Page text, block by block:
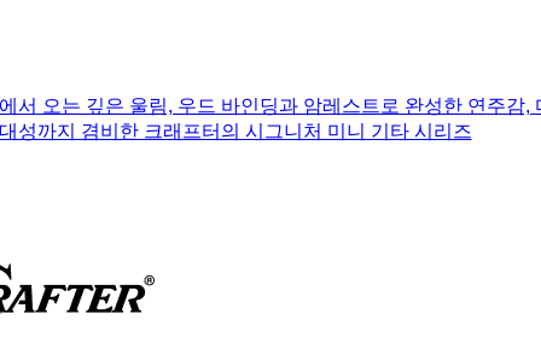
서 오는 깊은 울림, 우드 바인딩과 암레스트로 완성한 연주감,
성까지 겸비한 크래프터의 시그니처 미니 기타 시리즈